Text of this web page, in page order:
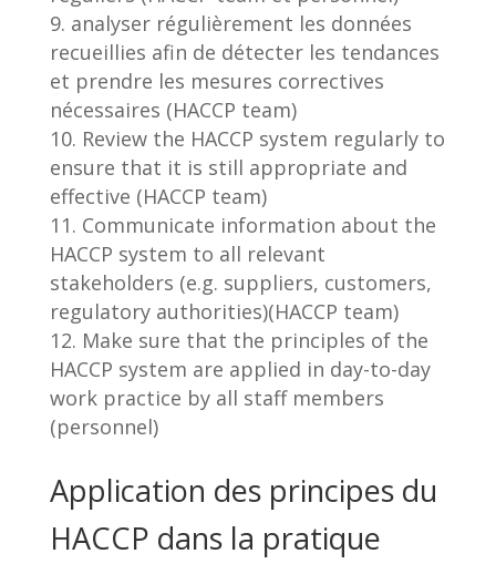
analyser régulièrement les données
recueillies afin de détecter les tendances
et prendre les mesures correctives
nécessaires (HACCP team)
Review the HACCP system regularly to
ensure that it is still appropriate and
effective (HACCP team)
Communicate information about the
HACCP system to all relevant
stakeholders (e.g. suppliers, customers,
regulatory authorities)(HACCP team)
Make sure that the principles of the
HACCP system are applied in day-to-day
work practice by all staff members
(personnel)
Application des principes du
HACCP dans la pratique